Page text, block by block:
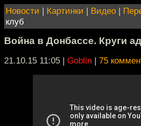
Новости | Картинки | Видео |
клуб
Война в Донбассе. Круги
21.10.15 11:05 | Goblin | 75